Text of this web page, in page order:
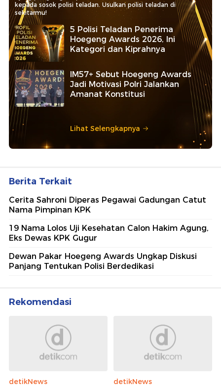
kepada sosok polisi teladan. Usulkan polisi teladan di
sekitarmu!
5 Polisi Teladan Penerima
Hoegeng Awards 2026, Ini
Kategori dan Kiprahnya
IM57+ Sebut Hoegeng Awards
Jadi Motivasi Polri Jalankan
Amanat Konstitusi
Lihat Selengkapnya
Berita Terkait
Cerita Sahroni Diperas Pegawai Gadungan Catut
Nama Pimpinan KPK
19 Nama Lolos Uji Kesehatan Calon Hakim Agung,
Eks Dewas KPK Gugur
Dewan Pakar Hoegeng Awards Ungkap Diskusi
Panjang Tentukan Polisi Berdedikasi
Rekomendasi
detikNews
detikNews